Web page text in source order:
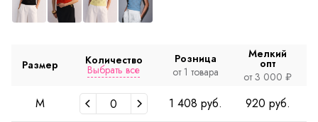
Размер Количество
Выбрать все
Розница
от 1 товара
Мелкий
опт
от 3 000 ₽
M 1 408 руб. 920 руб.